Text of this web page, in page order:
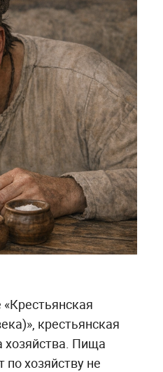
крестьянская
хозяйства. Пища
хозяйству не